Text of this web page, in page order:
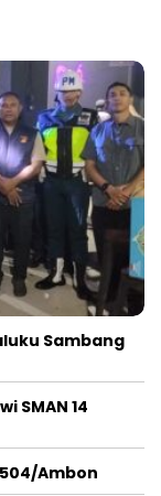
Sambang
SMAN 14
Ambon